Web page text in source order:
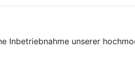
Inbetriebnahme unserer